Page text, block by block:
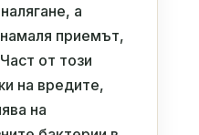
а
приемът,
от този
на вредите,
на